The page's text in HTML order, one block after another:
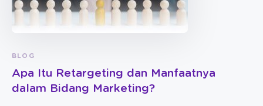
BLOG
Apa Itu Retargeting dan Manfaatnya
dalam Bidang Marketing?